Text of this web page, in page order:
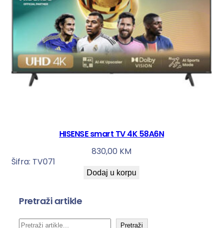
HISENSE smart TV 4K 58A6N
830,00 KM
Šifra: TV071
Dodaj u korpu
Pretraži artikle
P
Pretraži